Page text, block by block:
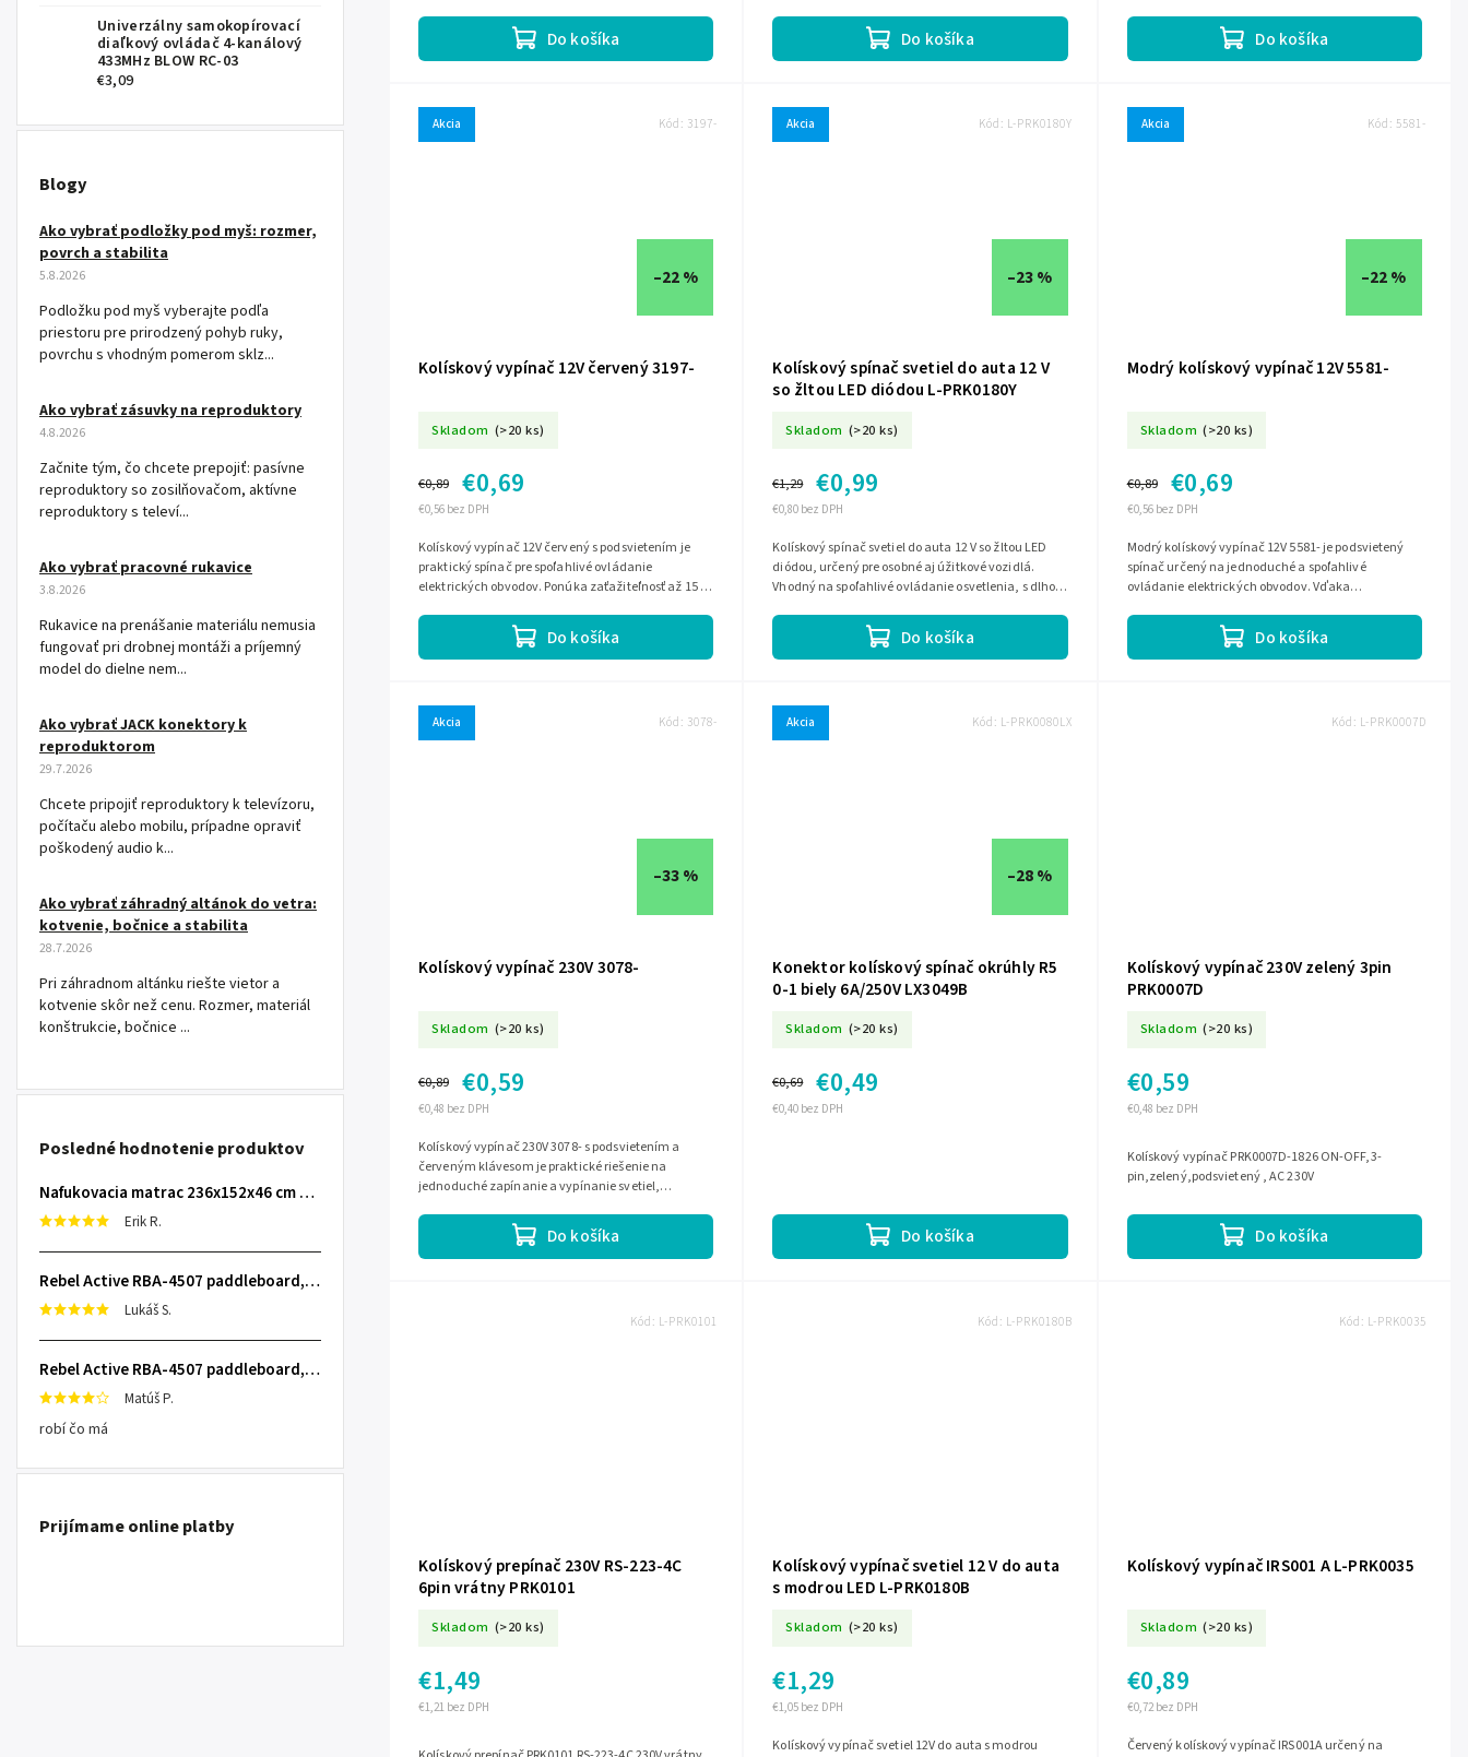
Univerzálny samokopírovací
diaľkový ovládač 4-kanálový
433MHz BLOW RC-03
€3,09
Blogy
Ako vybrať podložky pod myš: rozmer,
povrch a stabilita
5.8.2026
Podložku pod myš vyberajte podľa
priestoru pre prirodzený pohyb ruky,
povrchu s vhodným pomerom sklz...
Ako vybrať zásuvky na reproduktory
4.8.2026
Začnite tým, čo chcete prepojiť: pasívne
reproduktory so zosilňovačom, aktívne
reproduktory s televí...
Ako vybrať pracovné rukavice
3.8.2026
Rukavice na prenášanie materiálu nemusia
fungovať pri drobnej montáži a príjemný
model do dielne nem...
Ako vybrať JACK konektory k
reproduktorom
29.7.2026
Chcete pripojiť reproduktory k televízoru,
počítaču alebo mobilu, prípadne opraviť
poškodený audio k...
Ako vybrať záhradný altánok do vetra:
kotvenie, bočnice a stabilita
28.7.2026
Pri záhradnom altánku riešte vietor a
kotvenie skôr než cenu. Rozmer, materiál
konštrukcie, bočnice ...
Posledné hodnotenie produktov
Nafukovacia matrac 236x152x46 cm so zabudovanou elektrickou pumpou INTEX 64448
Erik R.
Rebel Active RBA-4507 paddleboard, 335 cm L-RBA-4507-OR
Lukáš S.
Rebel Active RBA-4507 paddleboard, 335 cm L-RBA-4507-OR
Matúš P.
robí čo má
Prijímame online platby
Do košíka Do košíka Do košíka
Akcia
–22 %
Kolískový vypínač 12V červený 3197-
Skladom (>20 ks)
€0,56 bez DPH
€0,89 €0,69
Do košíka
Kolískový vypínač 12V červený s podsvietením je
praktický spínač pre spoľahlivé ovládanie
elektrických obvodov. Ponúka zaťažiteľnosť až 15 A,
Kód: 3197- Akcia
–23 %
Kolískový spínač svetiel do auta 12 V
so žltou LED diódou L-PRK0180Y
Skladom (>20 ks)
€0,80 bez DPH
€1,29 €0,99
Do košíka
Kolískový spínač svetiel do auta 12 V so žltou LED
diódou, určený pre osobné aj úžitkové vozidlá.
Vhodný na spoľahlivé ovládanie osvetlenia, s dlhou
Kód: L-PRK0180Y Akcia
–22 %
Modrý kolískový vypínač 12V 5581-
Skladom (>20 ks)
€0,56 bez DPH
€0,89 €0,69
Do košíka
Modrý kolískový vypínač 12V 5581- je podsvietený
spínač určený na jednoduché a spoľahlivé
ovládanie elektrických obvodov. Vďaka
Kód: 5581-
Akcia
–33 %
Kolískový vypínač 230V 3078-
Skladom (>20 ks)
€0,48 bez DPH
€0,89 €0,59
Do košíka
Kolískový vypínač 230V 3078- s podsvietením a
červeným klávesom je praktické riešenie na
jednoduché zapínanie a vypínanie svetiel,
Kód: 3078- Akcia
–28 %
Konektor kolískový spínač okrúhly R5
0-1 biely 6A/250V LX3049B
Skladom (>20 ks)
€0,40 bez DPH
€0,69 €0,49
Do košíka
Kód: L-PRK0080LX
Kolískový vypínač 230V zelený 3pin
PRK0007D
Skladom (>20 ks)
€0,48 bez DPH
€0,59
Do košíka
Kolískový vypínač PRK0007D-1826 ON-OFF,3-
pin,zelený,podsvietený , AC 230V
Kód: L-PRK0007D
Kolískový prepínač 230V RS-223-4C
6pin vrátny PRK0101
Skladom (>20 ks)
€1,21 bez DPH
€1,49
Kód: L-PRK0101
Kolískový vypínač svetiel 12 V do auta
s modrou LED L-PRK0180B
Skladom (>20 ks)
€1,05 bez DPH
€1,29
Kolískový vypínač svetiel 12V do auta s modrou
Kód: L-PRK0180B
Kolískový vypínač IRS001 A L-PRK0035
Skladom (>20 ks)
€0,72 bez DPH
€0,89
Červený kolískový vypínač IRS001A určený na
Kód: L-PRK0035